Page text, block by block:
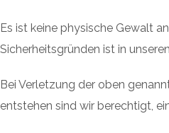
Es ist keine physische Gewalt
Sicherheitsgründen ist in
Bei Verletzung der oben
entstehen sind wir berechtigt,